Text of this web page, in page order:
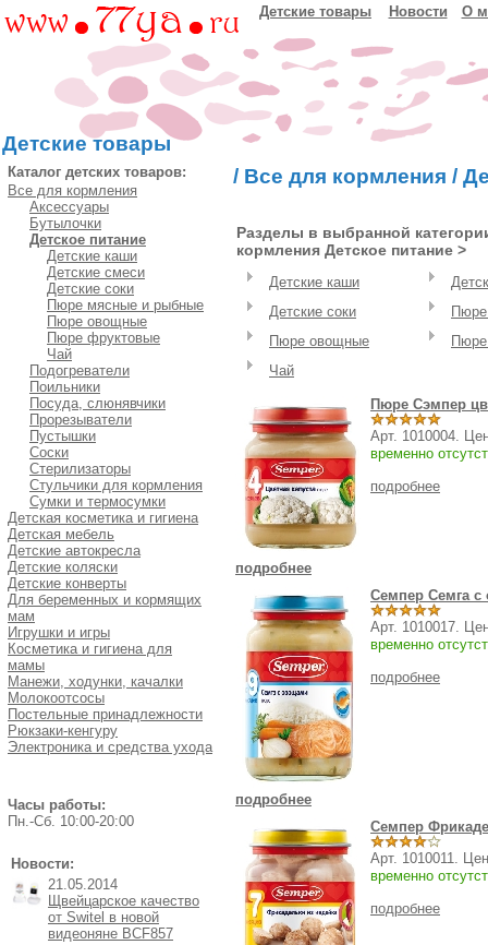
Детские товары
Детские товары Новости О
Каталог детских товаров:
Все для кормления
Аксессуары
Бутылочки
Детское питание
Детские каши
Детские смеси
Детские соки
Пюре мясные и рыбные
Пюре овощные
Пюре фруктовые
Чай
Подогреватели
Поильники
Посуда, слюнявчики
Прорезыватели
Пустышки
Соски
Стерилизаторы
Стульчики для кормления
Сумки и термосумки
Детская косметика и гигиена
Детская мебель
Детские автокресла
Детские коляски
Детские конверты
Для беременных и кормящих
мам
Игрушки и игры
Косметика и гигиена для
мамы
Манежи, ходунки, качалки
Молокоотсосы
Постельные принадлежности
Рюкзаки-кенгуру
Электроника и средства ухода
Часы работы:
Пн.-Cб. 10:00-20:00
Новости:
21.05.2014
Щвейцарское качество
от Switel в новой
видеоняне BCF857
/ Все для кормления /
Разделы в выбранной
кормления Детское питание >
Детские каши
Детские соки
Пюре овощные
Чай
подробнее
Пюре Сэмпер
Арт. 1010004.
временно
подробнее
подробнее
Семпер Семга с
Арт. 1010017.
временно
подробнее
Семпер
Арт. 1010011.
временно
подробнее